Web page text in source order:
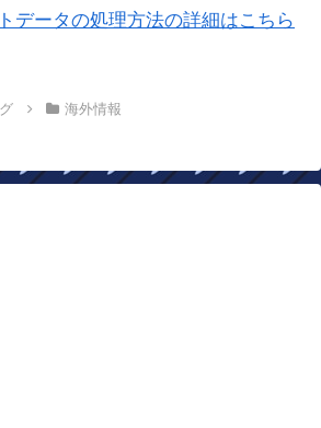
データの処理方法の詳細はこちら
海外情報